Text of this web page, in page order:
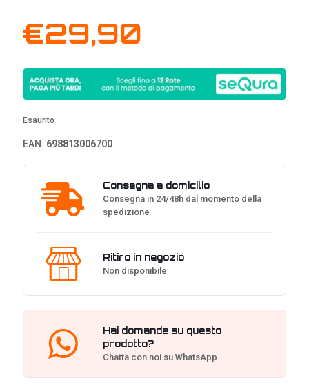
€29,90
Esaurito
EAN: 698813006700
Consegna a domicilio
Consegna in 24/48h dal momento della
spedizione
Ritiro in negozio
Non disponibile
Hai domande su questo
prodotto?
Chatta con noi su WhatsApp